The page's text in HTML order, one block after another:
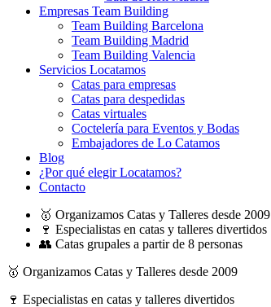
Empresas Team Building
Team Building Barcelona
Team Building Madrid
Team Building Valencia
Servicios Locatamos
Catas para empresas
Catas para despedidas
Catas virtuales
Coctelería para Eventos y Bodas
Embajadores de Lo Catamos
Blog
¿Por qué elegir Locatamos?
Contacto
🥇 Organizamos Catas y Talleres desde 2009
🍷 Especialistas en catas y talleres divertidos
👥 Catas grupales a partir de 8 personas
🥇 Organizamos Catas y Talleres desde 2009
🍷 Especialistas en catas y talleres divertidos